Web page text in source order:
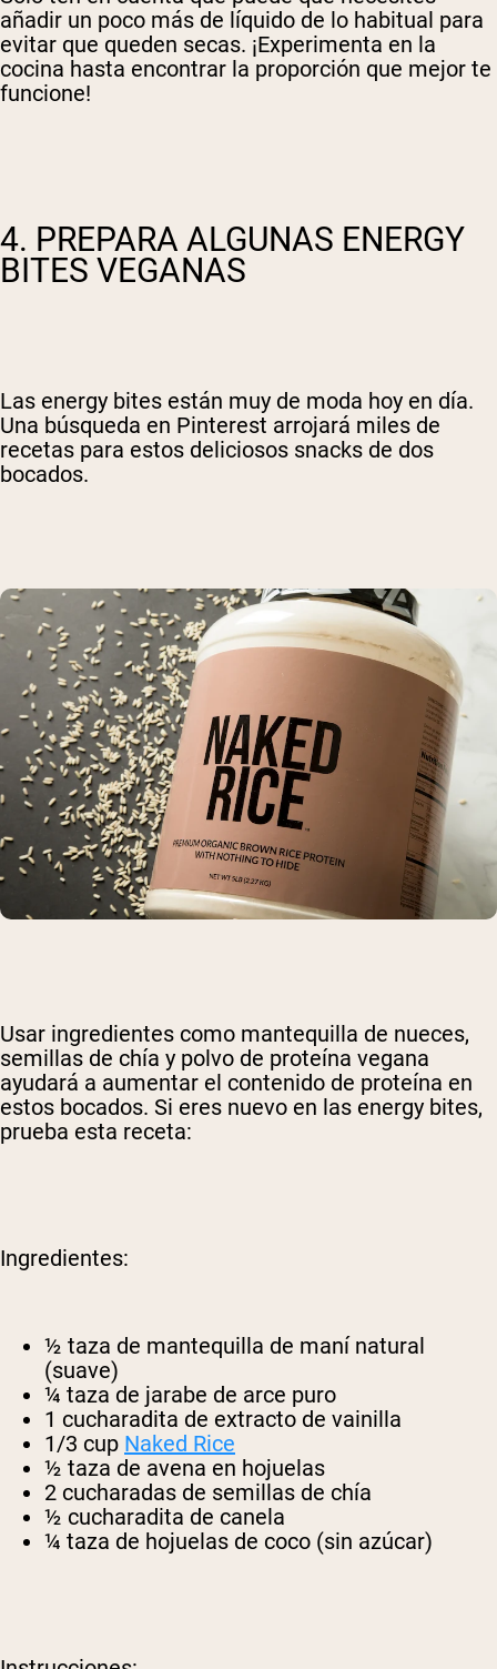
añadir un poco más de líquido de lo habitual para
evitar que queden secas. ¡Experimenta en la
cocina hasta encontrar la proporción que mejor te
funcione!
4. PREPARA ALGUNAS ENERGY
BITES VEGANAS
Las energy bites están muy de moda hoy en día.
Una búsqueda en Pinterest arrojará miles de
recetas para estos deliciosos snacks de dos
bocados.
Usar ingredientes como mantequilla de nueces,
semillas de chía y polvo de proteína vegana
ayudará a aumentar el contenido de proteína en
estos bocados. Si eres nuevo en las energy bites,
prueba esta receta:
Ingredientes:
½ taza de mantequilla de maní natural
(suave)
¼ taza de jarabe de arce puro
1 cucharadita de extracto de vainilla
1/3 cup Naked Rice
½ taza de avena en hojuelas
2 cucharadas de semillas de chía
½ cucharadita de canela
¼ taza de hojuelas de coco (sin azúcar)